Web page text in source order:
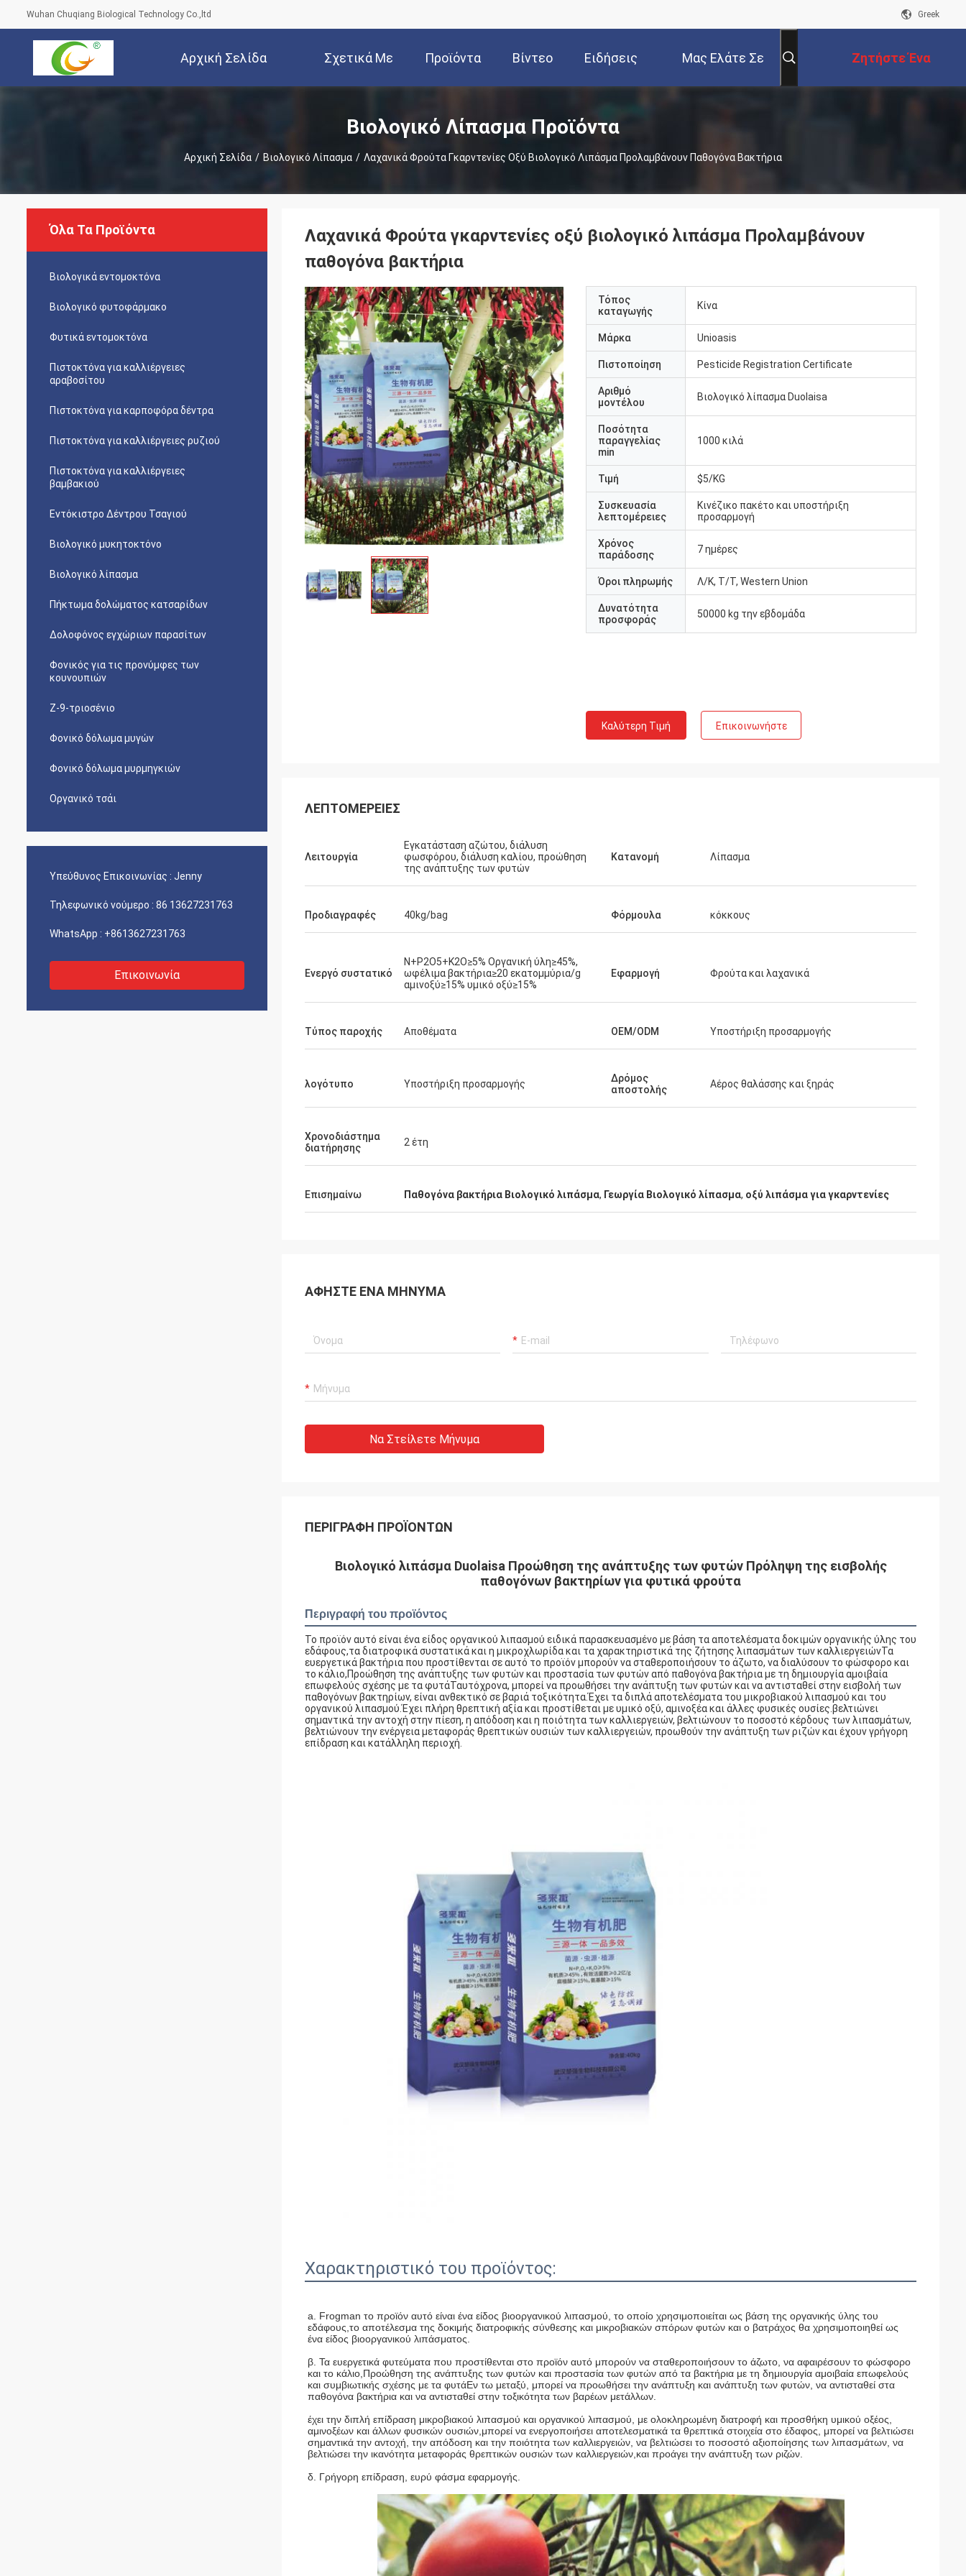
Wuhan Chuqiang Biological Technology Co.,ltd Greek
Αρχική Σελίδα Σχετικά Με
Εμάς
Προϊόντα Βίντεο Ειδήσεις Μας Ελάτε Σε Ζητήστε Ένα
Απόσπασμα
Βιολογικό Λίπασμα Προϊόντα
Αρχική Σελίδα / Βιολογικό Λίπασμα / Λαχανικά Φρούτα Γκαρντενίες Οξύ Βιολογικό Λιπάσμα Προλαμβάνουν Παθογόνα Βακτήρια
Όλα Τα Προϊόντα
Βιολογικά εντομοκτόνα
Βιολογικό φυτοφάρμακο
Φυτικά εντομοκτόνα
Πιστοκτόνα για καλλιέργειες
αραβοσίτου
Πιστοκτόνα για καρποφόρα δέντρα
Πιστοκτόνα για καλλιέργειες ρυζιού
Πιστοκτόνα για καλλιέργειες
βαμβακιού
Εντόκιστρο Δέντρου Τσαγιού
Βιολογικό μυκητοκτόνο
Βιολογικό λίπασμα
Πήκτωμα δολώματος κατσαρίδων
Δολοφόνος εγχώριων παρασίτων
Φονικός για τις προνύμφες των
κουνουπιών
Ζ-9-τριοσένιο
Φονικό δόλωμα μυγών
Φονικό δόλωμα μυρμηγκιών
Οργανικό τσάι
Υπεύθυνος Επικοινωνίας : Jenny
Τηλεφωνικό νούμερο : 86 13627231763
WhatsApp : +8613627231763
Επικοινωνία
Λαχανικά Φρούτα γκαρντενίες οξύ βιολογικό λιπάσμα Προλαμβάνουν
παθογόνα βακτήρια
Τόπος
καταγωγής
Κίνα
Μάρκα Unioasis
Πιστοποίηση Pesticide Registration Certificate
Αριθμό
μοντέλου
Βιολογικό λίπασμα Duolaisa
Ποσότητα
παραγγελίας
min
1000 κιλά
Τιμή $5/KG
Συσκευασία
λεπτομέρειες
Κινέζικο πακέτο και υποστήριξη
προσαρμογή
Χρόνος
παράδοσης
7 ημέρες
Όροι πληρωμής Λ/Κ, Τ/Τ, Western Union
Δυνατότητα
προσφοράς
50000 kg την εβδομάδα
Καλύτερη Τιμή Επικοινωνήστε
ΛΕΠΤΟΜΈΡΕΙΕΣ
Λειτουργία
Εγκατάσταση αζώτου, διάλυση
φωσφόρου, διάλυση καλίου, προώθηση
της ανάπτυξης των φυτών
Κατανομή Λίπασμα
Προδιαγραφές 40kg/bag Φόρμουλα κόκκους
Ενεργό συστατικό
N+P2O5+K2O≥5% Οργανική ύλη≥45%,
ωφέλιμα βακτήρια≥20 εκατομμύρια/g
αμινοξύ≥15% υμικό οξύ≥15%
Εφαρμογή Φρούτα και λαχανικά
Τύπος παροχής Αποθέματα OEM/ODM Υποστήριξη προσαρμογής
λογότυπο Υποστήριξη προσαρμογής
Δρόμος
αποστολής
Αέρος θαλάσσης και ξηράς
Χρονοδιάστημα
διατήρησης
2 έτη
Επισημαίνω Παθογόνα βακτήρια Βιολογικό λιπάσμα, Γεωργία Βιολογικό λίπασμα, οξύ λιπάσμα για γκαρντενίες
ΑΦΉΣΤΕ ΈΝΑ ΜΉΝΥΜΑ
Να Στείλετε Μήνυμα
ΠΕΡΙΓΡΑΦΉ ΠΡΟΪΌΝΤΩΝ
Βιολογικό λιπάσμα Duolaisa Προώθηση της ανάπτυξης των φυτών Πρόληψη της εισβολής
παθογόνων βακτηρίων για φυτικά φρούτα
Περιγραφή του προϊόντος
Το προϊόν αυτό είναι ένα είδος οργανικού λιπασμού ειδικά παρασκευασμένο με βάση τα αποτελέσματα δοκιμών οργανικής ύλης του
εδάφους,τα διατροφικά συστατικά και η μικροχλωρίδα και τα χαρακτηριστικά της ζήτησης λιπασμάτων των καλλιεργειώνΤα
ευεργετικά βακτήρια που προστίθενται σε αυτό το προϊόν μπορούν να σταθεροποιήσουν το άζωτο, να διαλύσουν το φώσφορο και
το κάλιο,Προώθηση της ανάπτυξης των φυτών και προστασία των φυτών από παθογόνα βακτήρια με τη δημιουργία αμοιβαία
επωφελούς σχέσης με τα φυτάΤαυτόχρονα, μπορεί να προωθήσει την ανάπτυξη των φυτών και να αντισταθεί στην εισβολή των
παθογόνων βακτηρίων, είναι ανθεκτικό σε βαριά τοξικότητα.Έχει τα διπλά αποτελέσματα του μικροβιακού λιπασμού και του
οργανικού λιπασμού.Έχει πλήρη θρεπτική αξία και προστίθεται με υμικό οξύ, αμινοξέα και άλλες φυσικές ουσίες.βελτιώνει
σημαντικά την αντοχή στην πίεση, η απόδοση και η ποιότητα των καλλιεργειών, βελτιώνουν το ποσοστό κέρδους των λιπασμάτων,
βελτιώνουν την ενέργεια μεταφοράς θρεπτικών ουσιών των καλλιεργειών, προωθούν την ανάπτυξη των ριζών και έχουν γρήγορη
επίδραση και κατάλληλη περιοχή.
Χαρακτηριστικό του προϊόντος:
a. Frogman το προϊόν αυτό είναι ένα είδος βιοοργανικού λιπασμού, το οποίο χρησιμοποιείται ως βάση της οργανικής ύλης του
εδάφους,το αποτέλεσμα της δοκιμής διατροφικής σύνθεσης και μικροβιακών σπόρων φυτών και ο βατράχος θα χρησιμοποιηθεί ως
ένα είδος βιοοργανικού λιπάσματος.
β. Τα ευεργετικά φυτεύματα που προστίθενται στο προϊόν αυτό μπορούν να σταθεροποιήσουν το άζωτο, να αφαιρέσουν το φώσφορο
και το κάλιο,Προώθηση της ανάπτυξης των φυτών και προστασία των φυτών από τα βακτήρια με τη δημιουργία αμοιβαία επωφελούς
και συμβιωτικής σχέσης με τα φυτάΕν τω μεταξύ, μπορεί να προωθήσει την ανάπτυξη και ανάπτυξη των φυτών, να αντισταθεί στα
παθογόνα βακτήρια και να αντισταθεί στην τοξικότητα των βαρέων μετάλλων.
έχει την διπλή επίδραση μικροβιακού λιπασμού και οργανικού λιπασμού, με ολοκληρωμένη διατροφή και προσθήκη υμικού οξέος,
αμινοξέων και άλλων φυσικών ουσιών,μπορεί να ενεργοποιήσει αποτελεσματικά τα θρεπτικά στοιχεία στο έδαφος, μπορεί να βελτιώσει
σημαντικά την αντοχή, την απόδοση και την ποιότητα των καλλιεργειών, να βελτιώσει το ποσοστό αξιοποίησης των λιπασμάτων, να
βελτιώσει την ικανότητα μεταφοράς θρεπτικών ουσιών των καλλιεργειών,και προάγει την ανάπτυξη των ριζών.
δ. Γρήγορη επίδραση, ευρύ φάσμα εφαρμογής.